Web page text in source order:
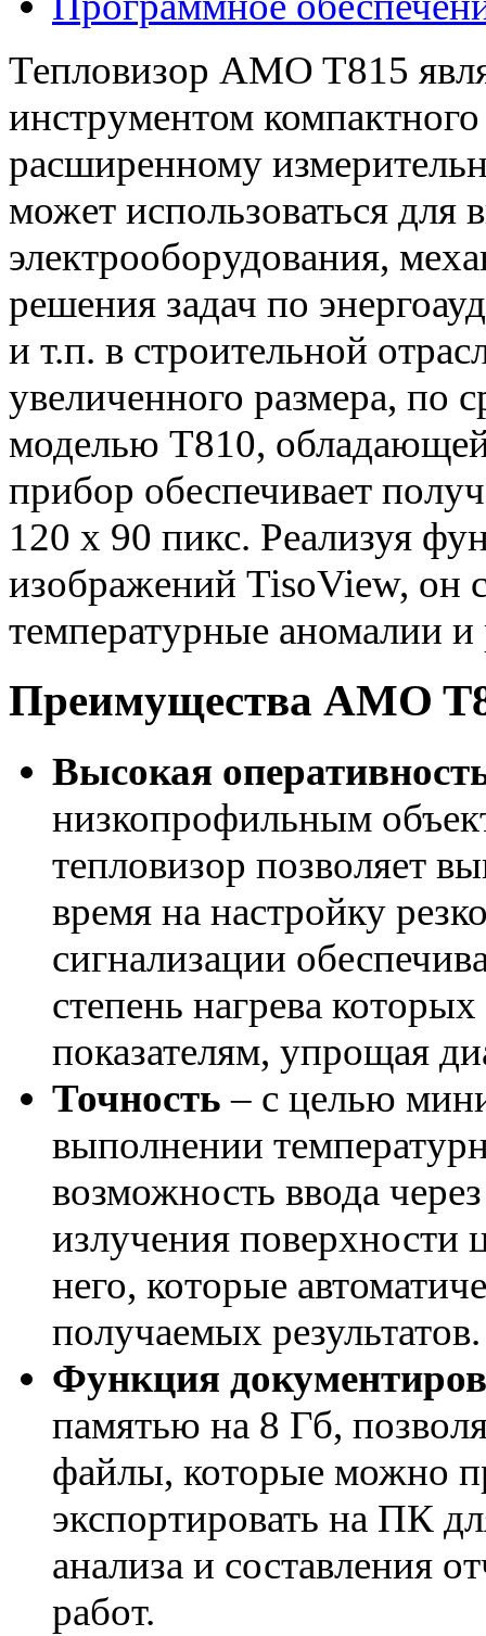
Тепловизор AMO T815
инструментом
расширенному
может использоваться для
электрооборудования,
решения задач по
и т.п. в строительной
увеличенного размера, по
моделью T810,
прибор обеспечивает
120 x 90 пикс. Реализуя
изображений TisoView, он
температурные аномалии
Преимущества AMO
Высокая
низкопрофильным
тепловизор позволяет
время на настройку
сигнализации
степень нагрева
показателям, упрощая
Точность – с целью
выполнении
возможность ввода
излучения поверхности
него, которые
получаемых результатов.
Функция
памятью на 8 Гб,
файлы, которые можно
экспортировать на ПК
анализа и составления
работ.